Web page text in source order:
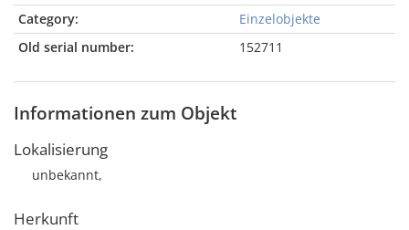
Category:
Einzelobjekte
Old serial number:
152711
Informationen zum Objekt
Lokalisierung
unbekannt,
Herkunft